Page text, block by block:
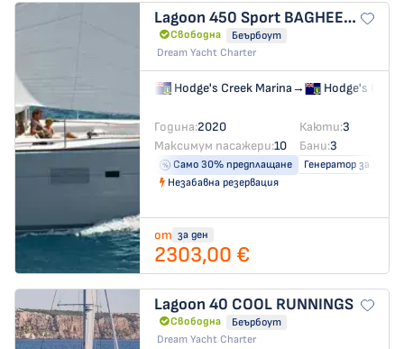
Lagoon 450 Sport BAGHEERA
Свободна
Беърбоут
Dream Yacht Charter
Hodge's Creek Marina→ Hodge's
Година:2020 Каюти:3
Максимум пасажери:10 Бани:3
Само 30% предплащане
Генератор за ток
Незабавна резервация
от за ден
2303,00 €
Lagoon 40 COOL RUNNINGS
Свободна
Беърбоут
Dream Yacht Charter